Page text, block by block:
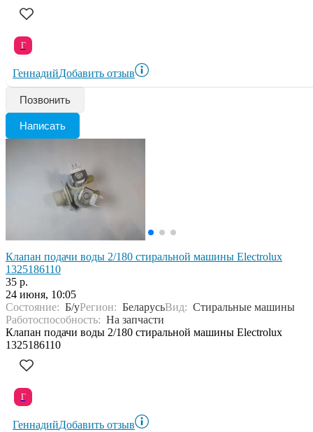
Г
ГеннадийДобавить отзыв
Позвонить
Написать
Клапан подачи воды 2/180 стиральной машины Electrolux
1325186110
35 р.
24 июня, 10:05
Состояние: Б/уРегион: БеларусьВид: Стиральные машины
Работоспособность: На запчасти
Клапан подачи воды 2/180 стиральной машины Electrolux
1325186110
Г
ГеннадийДобавить отзыв